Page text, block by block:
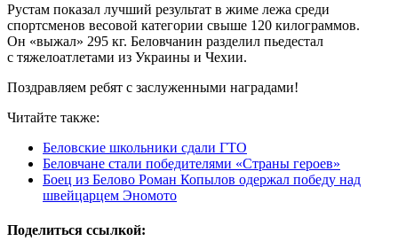
Рустам показал лучший результат в жиме лежа среди
спортсменов весовой категории свыше 120 килограммов.
Он «выжал» 295 кг. Беловчанин разделил пьедестал
с тяжелоатлетами из Украины и Чехии.
Поздравляем ребят с заслуженными наградами!
Читайте также:
Беловские школьники сдали ГТО
Беловчане стали победителями «Страны героев»
Боец из Белово Роман Копылов одержал победу над
швейцарцем Эномото
Поделиться ссылкой: